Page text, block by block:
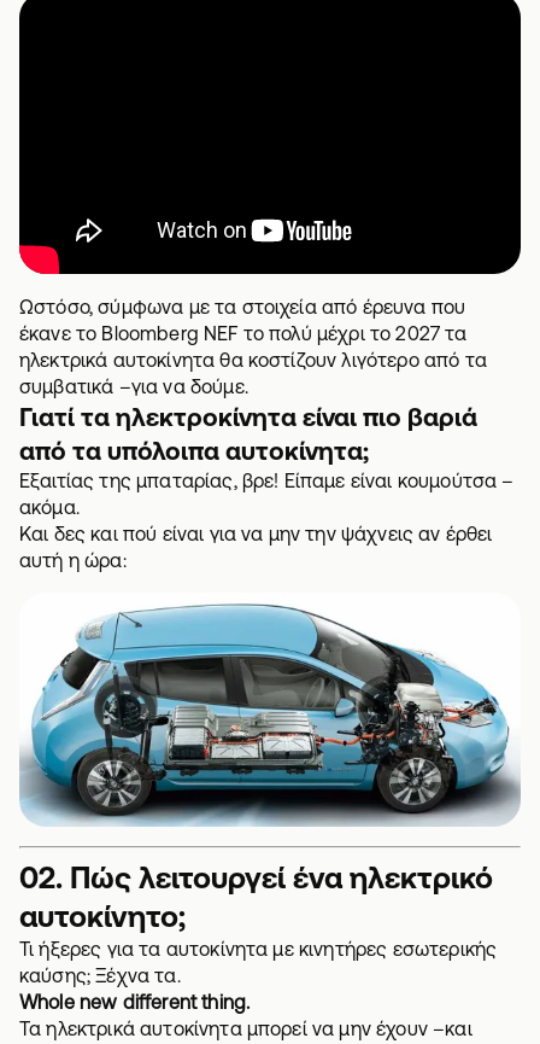
Ωστόσο, σύμφωνα με τα στοιχεία από έρευνα που
έκανε το Bloomberg NEF το πολύ μέχρι το 2027 τα
ηλεκτρικά αυτοκίνητα θα κοστίζουν λιγότερο από τα
συμβατικά –για να δούμε.
Γιατί τα ηλεκτροκίνητα είναι πιο βαριά
από τα υπόλοιπα αυτοκίνητα;
Εξαιτίας της μπαταρίας, βρε! Είπαμε είναι κουμούτσα –
ακόμα.
Και δες και πού είναι για να μην την ψάχνεις αν έρθει
αυτή η ώρα:
02. Πώς λειτουργεί ένα ηλεκτρικό
αυτοκίνητο;
Τι ήξερες για τα αυτοκίνητα με κινητήρες εσωτερικής
καύσης; Ξέχνα τα.
Whole new different thing.
Τα ηλεκτρικά αυτοκίνητα μπορεί να μην έχουν –και